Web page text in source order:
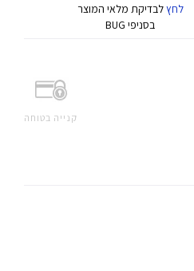
לחץלבדיקת מלאי המוצר
בסניפי BUG
קנייה בטוחה